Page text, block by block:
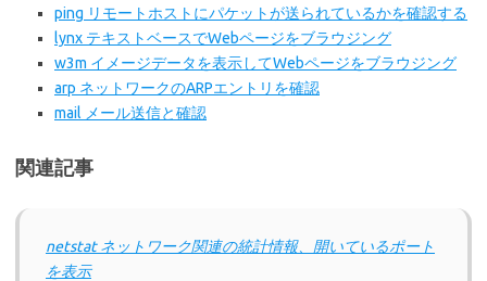
ping リモートホストにパケットが送られているかを確認する
lynx テキストベースでWebページをブラウジング
w3m イメージデータを表示してWebページをブラウジング
arp ネットワークのARPエントリを確認
mail メール送信と確認
関連記事
netstat ネットワーク関連の統計情報、開いているポート
を表示